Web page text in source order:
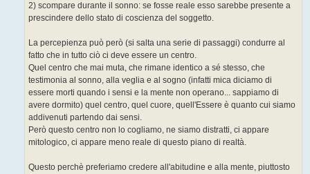
2) scompare durante il sonno: se fosse reale esso sarebbe presente a
prescindere dello stato di coscienza del soggetto.
La percepienza può però (si salta una serie di passaggi) condurre al
fatto che in tutto ciò ci deve essere un centro.
Quel centro che mai muta, che rimane identico a sé stesso, che
testimonia al sonno, alla veglia e al sogno (infatti mica diciamo di
essere morti quando i sensi e la mente non operano... sappiamo di
avere dormito) quel centro, quel cuore, quell'Essere è quanto cui siamo
addivenuti partendo dai sensi.
Però questo centro non lo cogliamo, ne siamo distratti, ci appare
mitologico, ci appare meno reale di questo piano di realtà.
Questo perchè preferiamo credere all'abitudine e alla mente, piuttosto